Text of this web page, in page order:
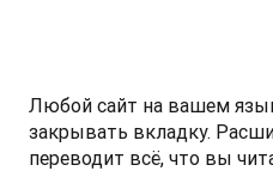
Любой сайт на вашем
закрывать вкладку.
переводит всё, что вы